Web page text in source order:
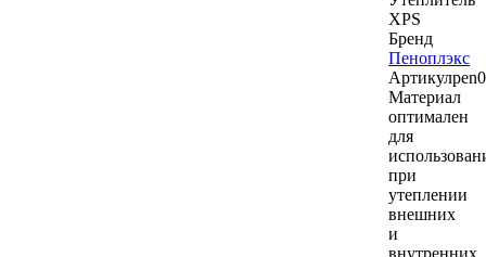
XPS
Бренд
Пеноплэкс
Артикул
Материал
оптимален
для
при
утеплении
внешних
и
внутренних